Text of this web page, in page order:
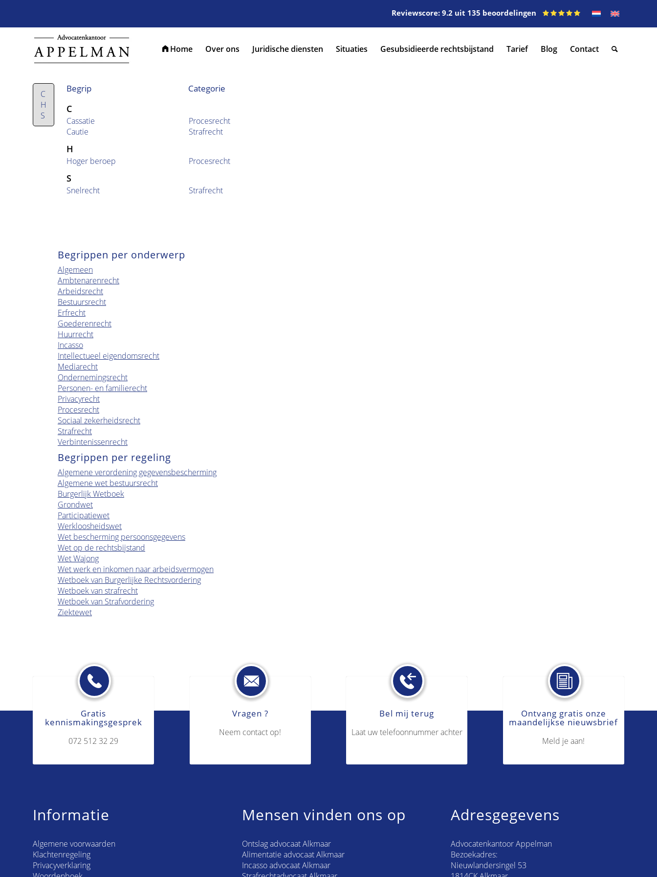
Reviewscore: 9.2 uit 135 beoordelingen
Home Over ons Juridische diensten Situaties Gesubsidieerde rechtsbijstand Tarief Blog Contact
Begrip Categorie
C
Cassatie
Procesrecht
Cautie
Strafrecht
H
Hoger beroep Procesrecht
S
Snelrecht Strafrecht
C
H
S
Begrippen per onderwerp
Algemeen
Ambtenarenrecht
Arbeidsrecht
Bestuursrecht
Erfrecht
Goederenrecht
Huurrecht
Incasso
Intellectueel eigendomsrecht
Mediarecht
Ondernemingsrecht
Personen- en familierecht
Privacyrecht
Procesrecht
Sociaal zekerheidsrecht
Strafrecht
Verbintenissenrecht
Begrippen per regeling
Algemene verordening gegevensbescherming
Algemene wet bestuursrecht
Burgerlijk Wetboek
Grondwet
Participatiewet
Werkloosheidswet
Wet bescherming persoonsgegevens
Wet op de rechtsbijstand
Wet Wajong
Wet werk en inkomen naar arbeidsvermogen
Wetboek van Burgerlijke Rechtsvordering
Wetboek van strafrecht
Wetboek van Strafvordering
Ziektewet
Gratis
kennismakingsgesprek
072 512 32 29
Vragen ?
Neem contact op!
Bel mij terug
Laat uw telefoonnummer achter
Ontvang gratis onze
maandelijkse nieuwsbrief
Meld je aan!
Informatie
Algemene voorwaarden
Klachtenregeling
Privacyverklaring
Mensen vinden ons op
Ontslag advocaat Alkmaar
Alimentatie advocaat Alkmaar
Incasso advocaat Alkmaar
Adresgegevens
Advocatenkantoor Appelman
Bezoekadres:
Nieuwlandersingel 53